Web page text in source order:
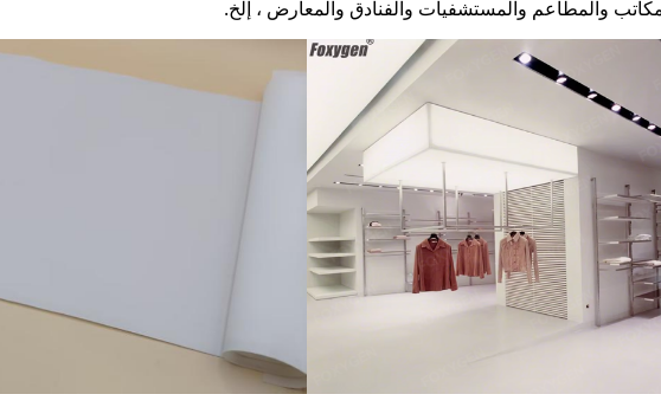
والمطاعم والمستشفيات والفنادق والمعارض ، إلخ.